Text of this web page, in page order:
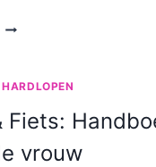
THE
Fiets:
vrouw